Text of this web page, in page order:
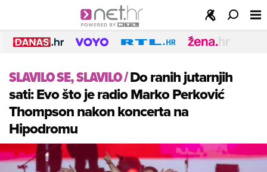
SLAVILO SE, SLAVILO/Do ranih jutarnjih
sati: Evo što je radio Marko Perković
Thompson nakon koncerta na
Hipodromu